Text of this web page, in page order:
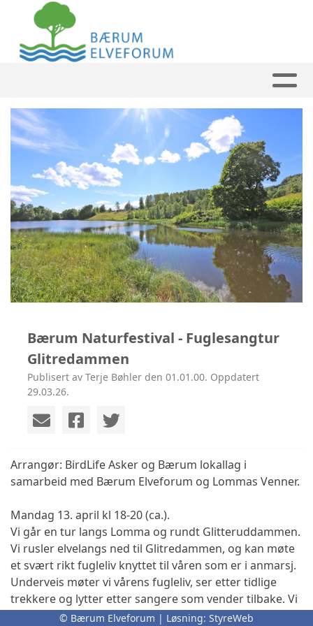
Bærum Naturfestival - Fuglesangtur
Glitredammen
Publisert av Terje Bøhler den 01.01.00. Oppdatert
29.03.26.
Arrangør: BirdLife Asker og Bærum lokallag i
samarbeid med Bærum Elveforum og Lommas Venner.
Mandag 13. april kl 18-20 (ca.).
Vi går en tur langs Lomma og rundt Glitteruddammen.
Vi rusler elvelangs ned til Glitredammen, og kan møte
et svært rikt fugleliv knyttet til våren som er i anmarsj.
Underveis møter vi vårens fugleliv, ser etter tidlige
trekkere og lytter etter sangere som vender tilbake. Vi
stopper på utvalgte steder for å oppleve landskapet,
© Bærum Elveforum | Løsning: StyreWeb